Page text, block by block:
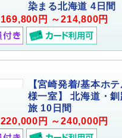
染まる北海道 4日間
169,800円 ～214,800円
【宮崎発着/基本ホ
様一室】 北海道・
旅 10日間
220,000円 ～240,000円